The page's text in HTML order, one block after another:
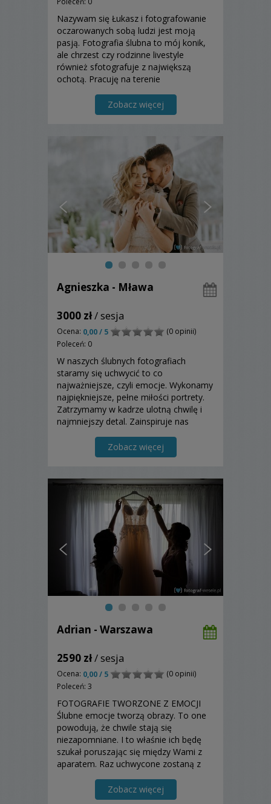
Nazywam się Łukasz i fotografowanie
oczarowanych sobą ludzi jest moją
pasją. Fotografia ślubna to mój konik,
ale chrzest czy rodzinne livestyle
również sfotografuje z największą
ochotą. Pracuję na terenie
najczęściej w takich miastach jak
Warszawa, Ostrołęka, Pułtusk, Mak
Zobacz więcej
Agnieszka - Mława
3000 zł/ sesja
Ocena: 0,00 / 5
(0 opinii)
Poleceń: 0
W naszych ślubnych fotografiach
staramy się uchwycić to co
najważniejsze, czyli emocje. Wykonamy
najpiękniejsze, pełne miłości portrety.
Zatrzymamy w kadrze ulotną chwilę i
najmniejszy detal. Zainspiruje nas
były idealnym połączeniem treści,
formy i światła.
Zobacz więcej
Adrian - Warszawa
2590 zł/ sesja
Ocena: 0,00 / 5
(0 opinii)
Poleceń: 3
FOTOGRAFIE TWORZONE Z EMOCJI
Ślubne emocje tworzą obrazy. To one
powodują, że chwile stają się
niezapomniane. I to właśnie ich będę
szukał poruszając się między Wami z
aparatem. Raz uchwycone zostaną z
ważnych dla Was chwilach.
Zobacz więcej